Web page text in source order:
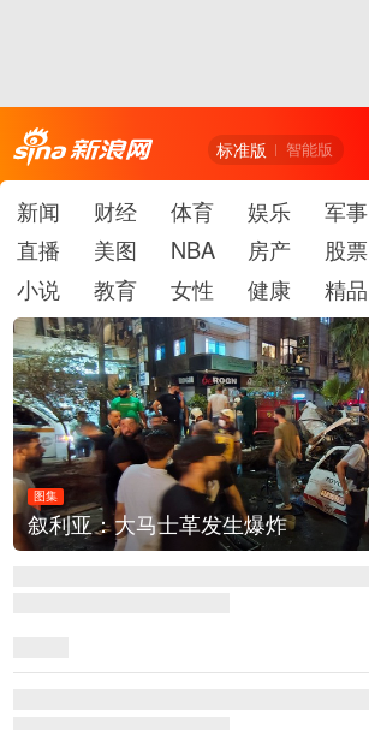
标准版 智能版
新闻 财经 体育 娱乐 军事
直播
美图 NBA 房产 股票
小说
教育 女性 健康 精品
马士革发生爆炸